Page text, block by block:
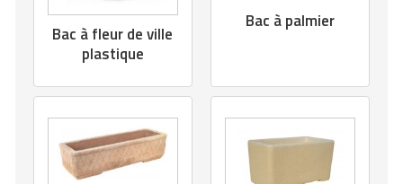
Matériel de musculation
Vêtement sportif
Rôtisserie professionnelle
Table de cuisson professionnelle
Tables de préparation réfrigérées
Bac à fleur de ville
plastique
Bac à palmier